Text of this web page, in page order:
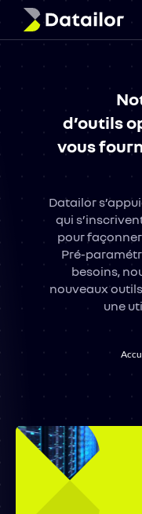
d’outils
vous
Datailor
qui
pour
Pré-
besoins,
nouveaux
une
Qui